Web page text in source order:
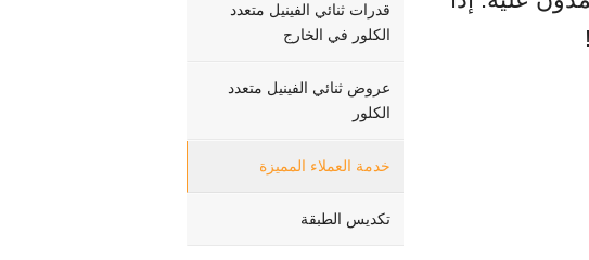
قدرات ثنائي الفينيل متعدد
الكلور في الخارج
عروض ثنائي الفينيل متعدد
الكلور
خدمة العملاء المميزة
تكديس الطبقة